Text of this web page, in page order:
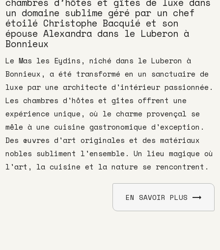
un domaine sublime géré par un chef
étoilé Christophe Bacquié et son
épouse Alexandra dans le Luberon à
Bonnieux
Le Mas les Eydins, niché dans le Luberon à
Bonnieux, a été transformé en un sanctuaire de
luxe par une architecte d'intérieur passionnée.
Les chambres d'hôtes et gîtes offrent une
expérience unique, où le charme provençal se
mêle à une cuisine gastronomique d'exception.
Des œuvres d'art originales et des matériaux
nobles subliment l'ensemble. Un lieu magique où
l'art, la cuisine et la nature se rencontrent.
EN SAVOIR PLUS